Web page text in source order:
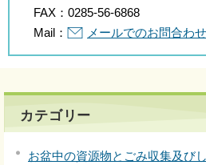
FAX： 0285-56-6868
Mail：
メールでのお問合わ
カテゴリー
お盆中の資源物とごみ収集及び